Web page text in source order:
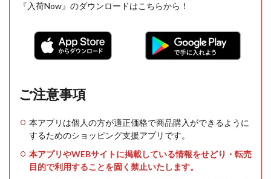
『入荷Now』のダウンロードはこちらから！
ご注意事項
本アプリは個人の方が適正価格で商品購入ができるように
するためのショッピング支援アプリです。
本アプリやWEBサイトに掲載している情報をせどり・転売
目的で利用することを固く禁止いたします。